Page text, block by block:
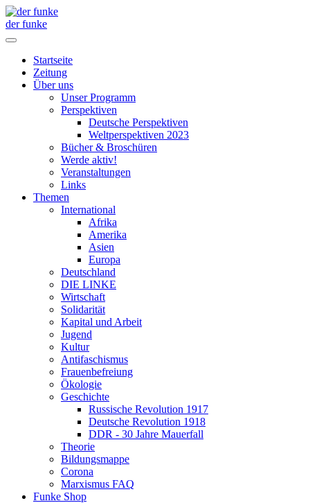
der funke
Startseite
Zeitung
Über uns
Unser Programm
Perspektiven
Deutsche Perspektiven
Weltperspektiven 2023
Bücher & Broschüren
Werde aktiv!
Veranstaltungen
Links
Themen
International
Afrika
Amerika
Asien
Europa
Deutschland
DIE LINKE
Wirtschaft
Solidarität
Kapital und Arbeit
Jugend
Kultur
Antifaschismus
Frauenbefreiung
Ökologie
Geschichte
Russische Revolution 1917
Deutsche Revolution 1918
DDR - 30 Jahre Mauerfall
Theorie
Bildungsmappe
Corona
Marxismus FAQ
Funke Shop